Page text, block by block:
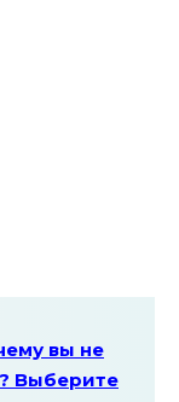
вы не
Выберите